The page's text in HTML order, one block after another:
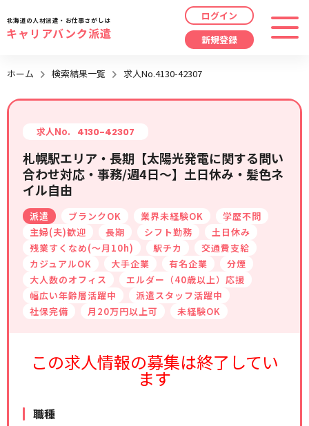
職種 指定なし
給与 時給/日給/月給から選択
こだわり 指定なし
キーワード 指定なし
リセット 検索する
最近見た求人
最近利用した検索条件
検索履歴はありません。
北海道の人材派遣・お仕事さがしは
キャリアバンク派遣
ログイン
新規登録
ホーム 検索結果一覧 求人No.4130-42307
求人No. 4130-42307
札幌駅エリア・長期【太陽光発電に関する問い
合わせ対応・事務/週4日～】土日休み・髪色ネ
イル自由
派遣 ブランクOK 業界未経験OK
学歴不問
主婦(夫)歓迎
長期 シフト勤務
土日休み
残業すくなめ(～月10h)
駅チカ
交通費支給
カジュアルOK
大手企業 有名企業
分煙
大人数のオフィス
エルダー（40歳以上）応援
幅広い年齢層活躍中
派遣スタッフ活躍中
社保完備
月20万円以上可 未経験OK
この求人情報の募集は終了してい
ます
職種